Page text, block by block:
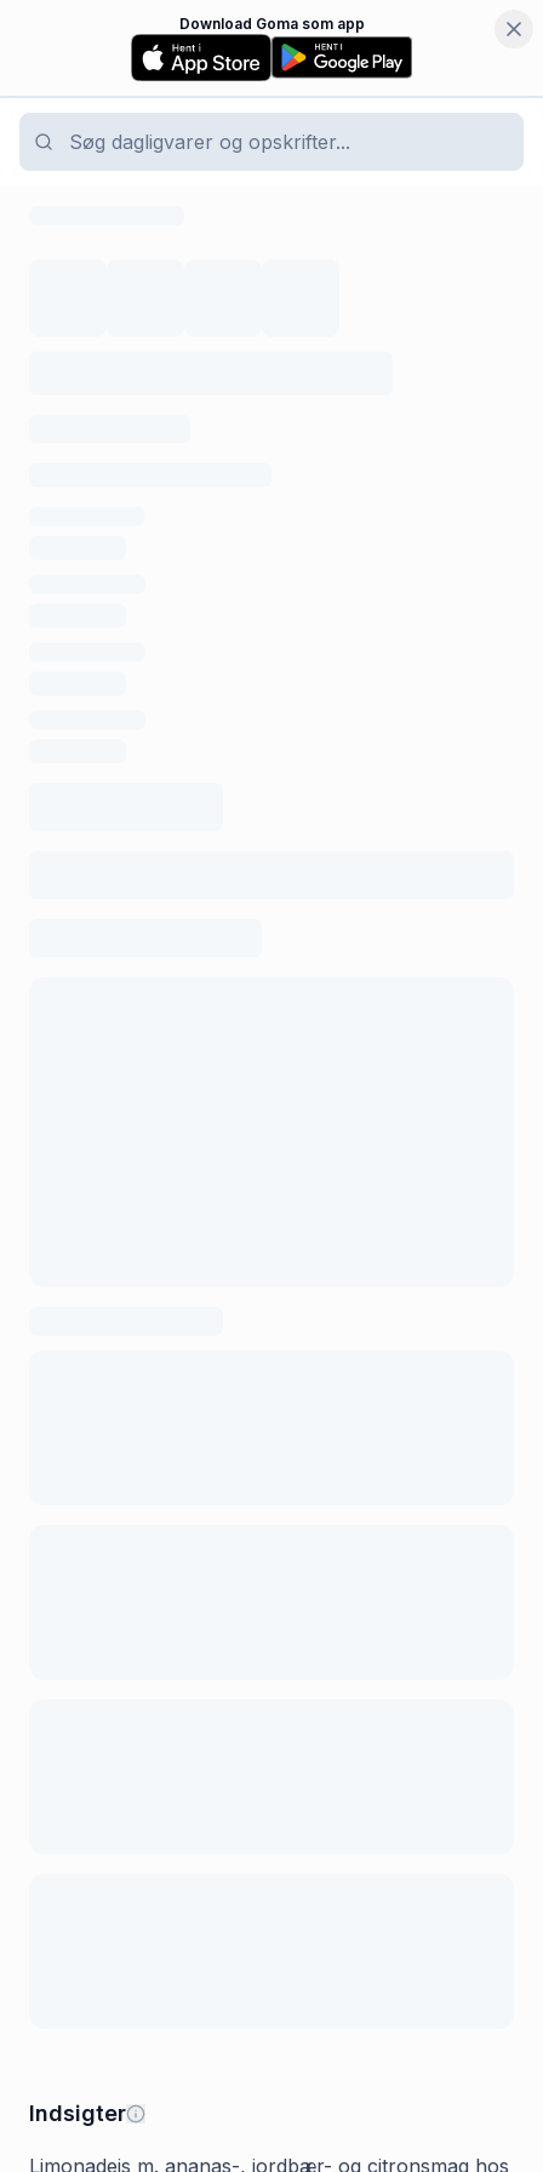
Download Goma som app
Indsigter
Limonadeis m. ananas-, jordbær- og citronsmag hos